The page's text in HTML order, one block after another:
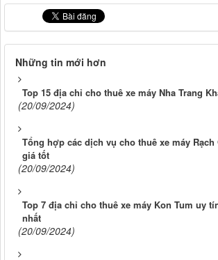
Những tin mới hơn
Top 15 địa chỉ cho thuê xe máy Nha Trang
(20/09/2024)
Tổng hợp các dịch vụ cho thuê xe máy Rạch
giá tốt
(20/09/2024)
Top 7 địa chỉ cho thuê xe máy Kon Tum uy
nhất
(20/09/2024)